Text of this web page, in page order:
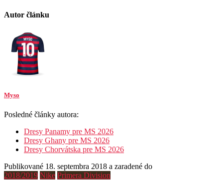
Autor článku
Myso
Posledné články autora:
Dresy Panamy pre MS 2026
Dresy Ghany pre MS 2026
Dresy Chorvátska pre MS 2026
Publikované 18. septembra 2018 a zaradené do
2018/2019 Nike Primera Division